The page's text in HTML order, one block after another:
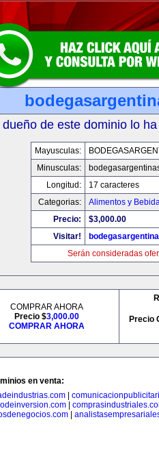
dueño de este dominio lo
Mayusculas:
Minusculas:
Longitud:
17 caracteres
Categorias:
Alimentos y
Precio:
$3,000.00
Visitar!
Serán consideradas
COMPRAR AHORA
Precio $3,000.00
COMPRAR AHORA
Precio
en venta:
|
|